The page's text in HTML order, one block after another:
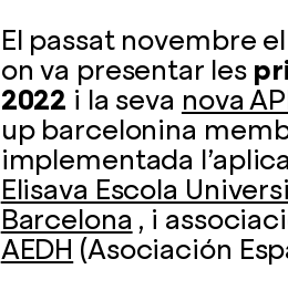
El passat novembre el
on va presentar les
2022 i la seva nova
up barcelonina
implementada
Elisava Escola
Barcelona , i
AEDH (Asociación